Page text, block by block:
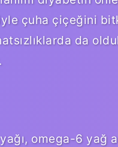
çuha çiçeğini
da
omega-6 yağ